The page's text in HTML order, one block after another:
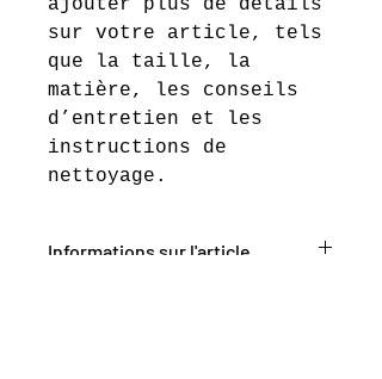
ajouter plus de détails
sur votre article, tels
que la taille, la
matière, les conseils
d’entretien et les
instructions de
nettoyage.
Informations sur l'article